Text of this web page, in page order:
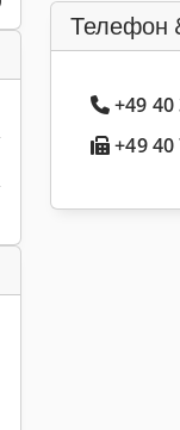
Телефон
+49
+49